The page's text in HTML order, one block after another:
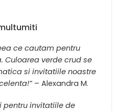
ce cautam pentru
Culoarea verde crud se
si invitatiile noastre
– Alexandra M.
pentru invitatiile de